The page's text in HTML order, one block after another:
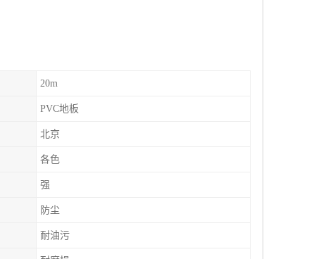
20m
PVC地板
北京
各色
强
防尘
耐油污